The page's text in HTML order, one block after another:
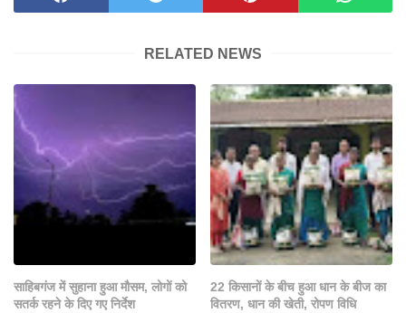
RELATED NEWS
साहिबगंज में सुहाना हुआ मौसम, लोगों को
सतर्क रहने के दिए गए निर्देश
22 किसानों के बीच हुआ धान के बीज का
वितरण, धान की खेती, रोपण विधि